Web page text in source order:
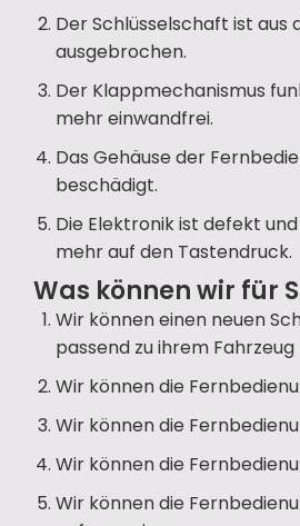
Der Schlüsselschaft ist aus
ausgebrochen.
Der Klappmechanismus
mehr einwandfrei.
Das Gehäuse der
beschädigt.
Die Elektronik ist defekt
mehr auf den Tastendruck.
Was können wir für
Wir können einen neuen
passend zu ihrem Fahrzeug
Wir können die
Wir können die
Wir können die
Wir können die